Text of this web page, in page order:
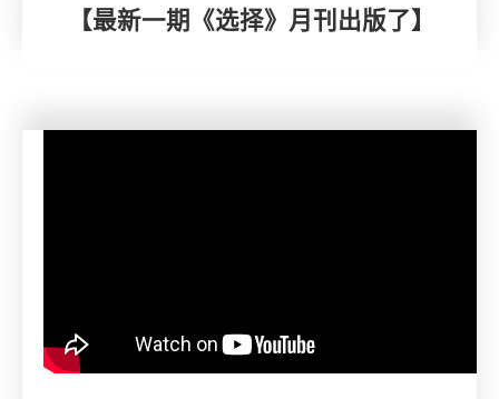
【最新一期《选择》月刊出版了】